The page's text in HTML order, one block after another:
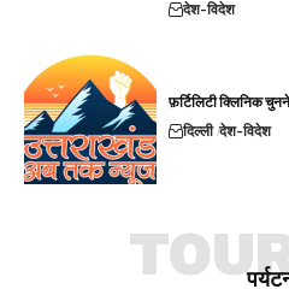
देश-विदेश
फ़र्टिलिटी क्लिनिक
दिल्ली देश-विदेश